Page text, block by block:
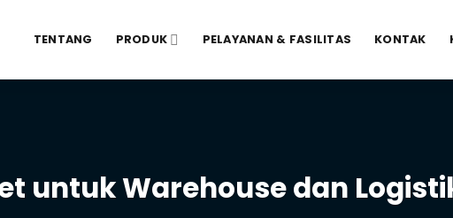
TENTANG PRODUK PELAYANAN & FASILITAS KONTAK
untuk Warehouse dan